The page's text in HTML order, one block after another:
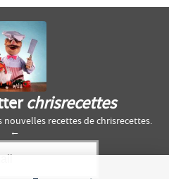
chrisrecettes
nouvelles recettes de chrisrecettes.